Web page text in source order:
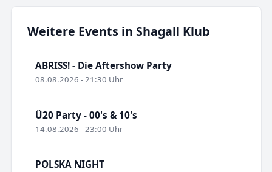
Weitere Events in Shagall Klub
ABRISS! - Die Aftershow Party
08.08.2026 - 21:30 Uhr
Ü20 Party - 00's & 10's
14.08.2026 - 23:00 Uhr
POLSKA NIGHT